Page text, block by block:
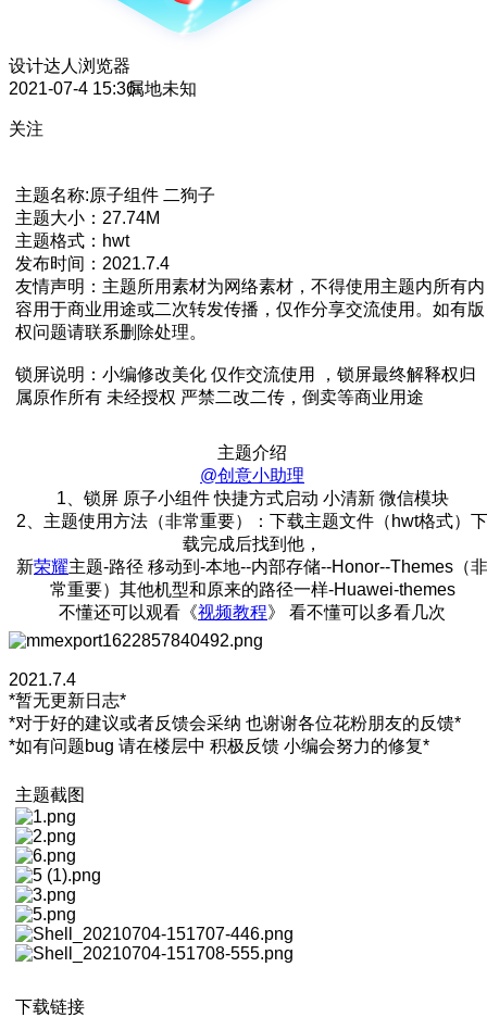
设计达人 浏览器
2021-07-4 15:36属地未知
关注
主题名称:原子组件 二狗子
主题大小：27.74M
主题格式：hwt
发布时间：2021.7.4
友情声明：主题所用素材为网络素材，不得使用主题内所有内
容用于商业用途或二次转发传播，仅作分享交流使用。如有版
权问题请联系删除处理。
锁屏说明：小编修改美化 仅作交流使用 ，锁屏最终解释权归
属原作所有 未经授权 严禁二改二传，倒卖等商业用途
主题介绍
@创意小助理
1、锁屏 原子小组件 快捷方式启动 小清新 微信模块
2、主题使用方法（非常重要）：下载主题文件（hwt格式）下
载完成后找到他，
新荣耀主题-路径 移动到-本地--内部存储--Honor--Themes（非
常重要）其他机型和原来的路径一样-Huawei-themes
不懂还可以观看《视频教程》 看不懂可以多看几次
2021.7.4
*暂无更新日志*
*对于好的建议或者反馈会采纳 也谢谢各位花粉朋友的反馈*
*如有问题bug 请在楼层中 积极反馈 小编会努力的修复*
主题截图
下载链接